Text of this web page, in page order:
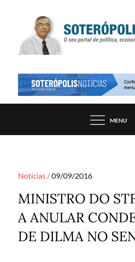
SOTERÓPOLIS
PORTAL DE NOTÍCIAS
MENU
Notícias Posted
09/09/2016
MINISTRO DO
A ANULAR
DE DILMA NO